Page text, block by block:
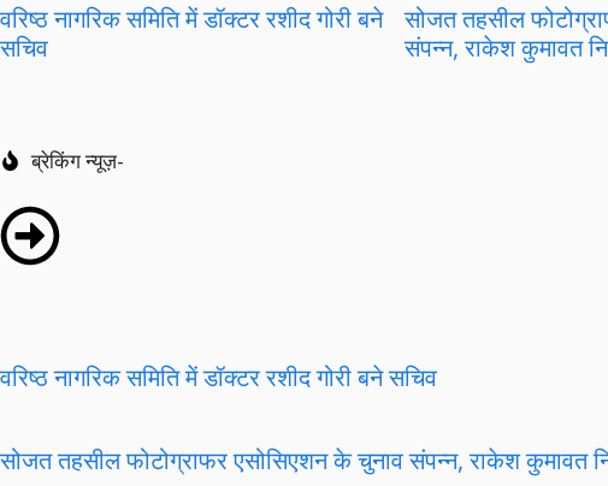
वरिष्ठ नागरिक समिति में डॉक्टर रशीद गोरी बने
सचिव
सोजत तहसील
संपन्न, राकेश कुमावत
ब्रेकिंग न्यूज़-
वरिष्ठ नागरिक समिति में डॉक्टर रशीद गोरी बने सचिव
सोजत तहसील फोटोग्राफर एसोसिएशन के चुनाव संपन्न, राकेश कुमावत